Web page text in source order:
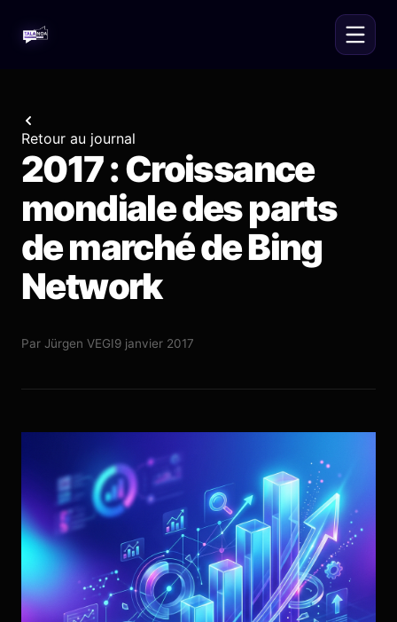
Retour au journal
2017 : Croissance
mondiale des parts
de marché de Bing
Network
Par Jürgen VEGI9 janvier 2017